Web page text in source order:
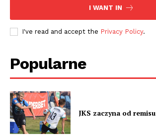
I WANT IN
I've read and accept the Privacy Policy.
Popularne
JKS zaczyna od remisu